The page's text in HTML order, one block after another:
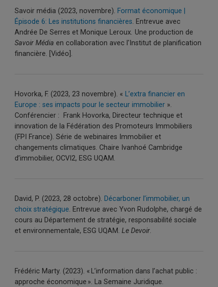
Savoir média (2023, novembre). Format économique |
Épisode 6: Les institutions financières. Entrevue avec
Andrée De Serres et Monique Leroux. Une production de
Savoir Média en collaboration avec l'Institut de planification
financière. [Vidéo].
Hovorka, F. (2023, 23 novembre). « L’extra financier en
Europe : ses impacts pour le secteur immobilier ».
Conférencier : Frank Hovorka, Directeur technique et
innovation de la Fédération des Promoteurs Immobiliers
(FPI France). Série de webinaires Immobilier et
changements climatiques. Chaire Ivanhoé Cambridge
d’immobilier, OCVI2, ESG UQAM.
David, P. (2023, 28 octobre). Décarboner l’immobilier, un
choix stratégique. Entrevue avec Yvon Rudolphe, chargé de
cours au Département de stratégie, responsabilité sociale
et environnementale, ESG UQAM. Le Devoir.
Frédéric Marty. (2023). « L’information dans l’achat public :
approche économique ». La Semaine Juridique.